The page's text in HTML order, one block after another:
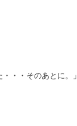
・そのあとに。」